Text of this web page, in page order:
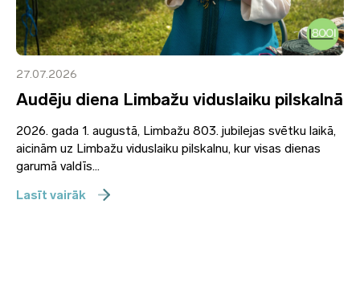
27.07.2026
Audēju diena Limbažu viduslaiku pilskalnā
2026. gada 1. augustā, Limbažu 803. jubilejas svētku laikā,
aicinām uz Limbažu viduslaiku pilskalnu, kur visas dienas
garumā valdīs...
Lasīt vairāk